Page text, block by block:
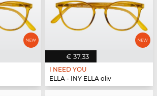
€ 37,33
I NEED YOU
ELLA - INY ELLA oliv